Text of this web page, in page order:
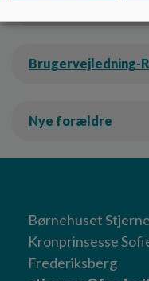
Brugervejledning-
Nye forældre
Børnehuset
Kronprinsesse
Frederiksberg